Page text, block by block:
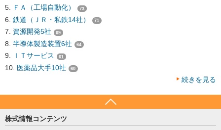
ＦＡ（工場自動化） 73
鉄道（ＪＲ・私鉄14社） 71
資源開発5社 69
半導体製造装置6社 64
ＩＴサービス 61
医薬品大手10社 60
続きを見る
株式情報コンテンツ